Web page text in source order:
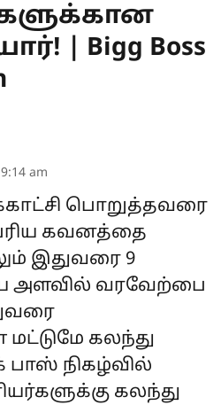
| Bigg Boss
am
பொறுத்தவரை
கவனத்தை
இதுவரை 9
அளவில் வரவேற்பை
கலந்து
பாஸ் நிகழ்வில்
கலந்து